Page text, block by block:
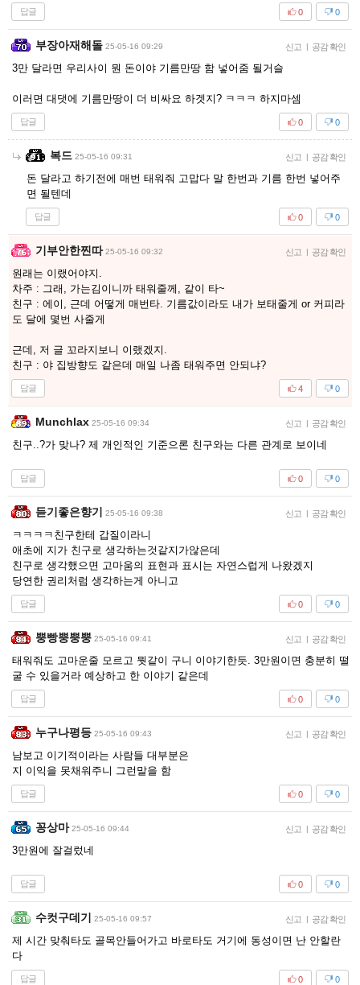
답글 0
0
부장아재해돌 25-05-16 09:29 신고 | 공감 확인
3만 달라면 우리사이 뭔 돈이야 기름만땅 함 넣어줌 될거슬
이러면 대댓에 기름만땅이 더 비싸요 하겟지? ㅋㅋㅋ 하지마셈
답글 0
0
복드 25-05-16 09:31 신고 | 공감 확인
돈 달라고 하기전에 매번 태워줘 고맙다 말 한번과 기름 한번 넣어주
면 될텐데
답글 0
0
기부안한찐따 25-05-16 09:32 신고 | 공감 확인
원래는 이랬어야지.
차주 : 그래, 가는김이니까 태워줄께, 같이 타~
친구 : 에이, 근데 어떻게 매번타. 기름값이라도 내가 보태줄게 or 커피라
도 달에 몇번 사줄게
근데, 저 글 꼬라지보니 이랬겠지.
친구 : 야 집방향도 같은데 매일 나좀 태워주면 안되냐?
답글 0
4
Munchlax 25-05-16 09:34 신고 | 공감 확인
친구..?가 맞나? 제 개인적인 기준으론 친구와는 다른 관계로 보이네
답글 0
0
듣기좋은향기 25-05-16 09:38 신고 | 공감 확인
ㅋㅋㅋㅋ친구한테 갑질이라니
애초에 지가 친구로 생각하는것같지가않은데
친구로 생각했으면 고마움의 표현과 표시는 자연스럽게 나왔겠지
당연한 권리처럼 생각하는게 아니고
답글 0
0
뿡빵뿡뿡뿡 25-05-16 09:41 신고 | 공감 확인
태워줘도 고마운줄 모르고 뭣같이 구니 이야기한듯. 3만원이면 충분히 떨
굴 수 있을거라 예상하고 한 이야기 같은데
답글 0
0
누구나평등 25-05-16 09:43 신고 | 공감 확인
남보고 이기적이라는 사람들 대부분은
지 이익을 못채워주니 그런말을 함
답글 0
0
꽁상마 25-05-16 09:44 신고 | 공감 확인
3만원에 잘걸렀네
답글 0
0
수컷구데기 25-05-16 09:57 신고 | 공감 확인
제 시간 맞춰타도 골목안들어가고 바로타도 거기에 동성이면 난 안할란
다
답글 0
0